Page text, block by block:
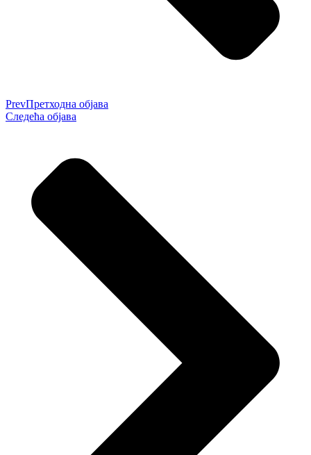
PrevПретходна објава
Следећа објава